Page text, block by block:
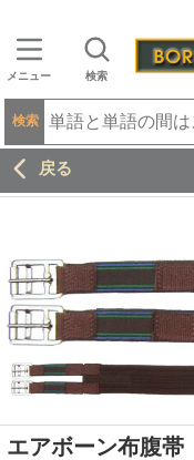
メニュー 検索
検索
戻る
エアボーン布腹帯